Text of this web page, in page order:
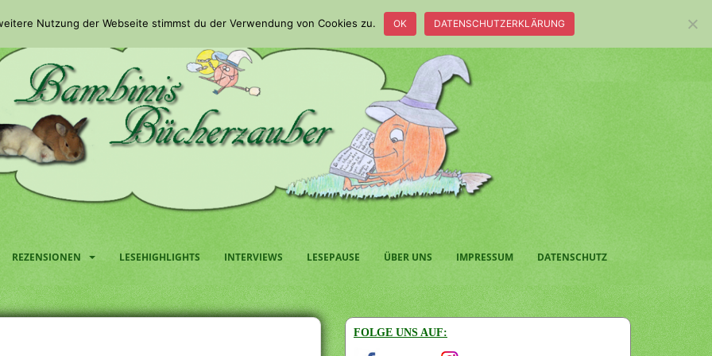
REZENSIONEN LESEHIGHLIGHTS INTERVIEWS LESEPAUSE ÜBER UNS IMPRESSUM DATENSCHUTZ
FOLGE UNS AUF:
Nutzung der Webseite stimmst du der Verwendung von Cookies zu. OK DATENSCHUTZERKLÄRUNG